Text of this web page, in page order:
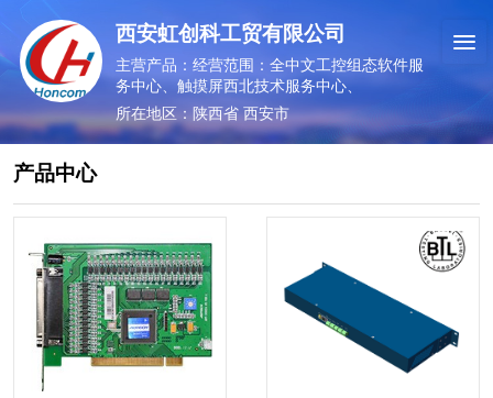
西安虹创科工贸有限公司
主营产品：经营范围：全中文工控组态软件服
务中心、触摸屏西北技术服务中心、
所在地区：陕西省 西安市
产品中心